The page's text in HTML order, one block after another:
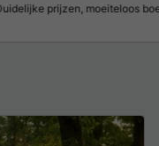
en veilige betaalomgeving